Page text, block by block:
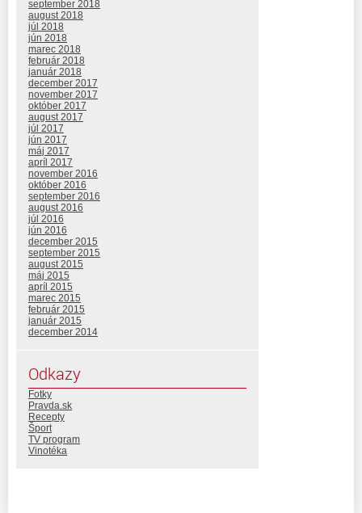
september 2018
august 2018
júl 2018
jún 2018
marec 2018
február 2018
január 2018
december 2017
november 2017
október 2017
august 2017
júl 2017
jún 2017
máj 2017
apríl 2017
november 2016
október 2016
september 2016
august 2016
júl 2016
jún 2016
december 2015
september 2015
august 2015
máj 2015
apríl 2015
marec 2015
február 2015
január 2015
december 2014
Odkazy
Fotky
Pravda.sk
Recepty
Šport
TV program
Vinotéka